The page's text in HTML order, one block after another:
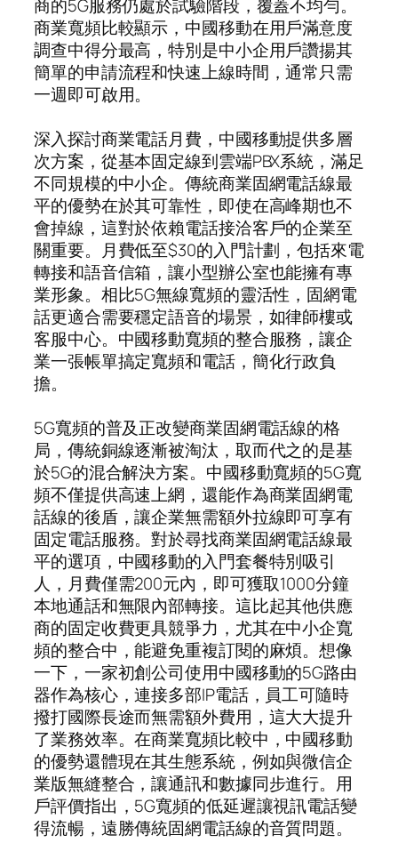
商的5G服務仍處於試驗階段，覆蓋不均勻。
商業寬頻比較顯示，中國移動在用戶滿意度
調查中得分最高，特別是中小企用戶讚揚其
簡單的申請流程和快速上線時間，通常只需
一週即可啟用。
深入探討商業電話月費，中國移動提供多層
次方案，從基本固定線到雲端PBX系統，滿足
不同規模的中小企。傳統商業固網電話線最
平的優勢在於其可靠性，即使在高峰期也不
會掉線，這對於依賴電話接洽客戶的企業至
關重要。月費低至$30的入門計劃，包括來電
轉接和語音信箱，讓小型辦公室也能擁有專
業形象。相比5G無線寬頻的靈活性，固網電
話更適合需要穩定語音的場景，如律師樓或
客服中心。中國移動寬頻的整合服務，讓企
業一張帳單搞定寬頻和電話，簡化行政負
擔。
5G寬頻的普及正改變商業固網電話線的格
局，傳統銅線逐漸被淘汰，取而代之的是基
於5G的混合解決方案。中國移動寬頻的5G寬
頻不僅提供高速上網，還能作為商業固網電
話線的後盾，讓企業無需額外拉線即可享有
固定電話服務。對於尋找商業固網電話線最
平的選項，中國移動的入門套餐特別吸引
人，月費僅需200元內，即可獲取1000分鐘
本地通話和無限內部轉接。這比起其他供應
商的固定收費更具競爭力，尤其在中小企寬
頻的整合中，能避免重複訂閱的麻煩。想像
一下，一家初創公司使用中國移動的5G路由
器作為核心，連接多部IP電話，員工可隨時
撥打國際長途而無需額外費用，這大大提升
了業務效率。在商業寬頻比較中，中國移動
的優勢還體現在其生態系統，例如與微信企
業版無縫整合，讓通訊和數據同步進行。用
戶評價指出，5G寬頻的低延遲讓視訊電話變
得流暢，遠勝傳統固網電話線的音質問題。